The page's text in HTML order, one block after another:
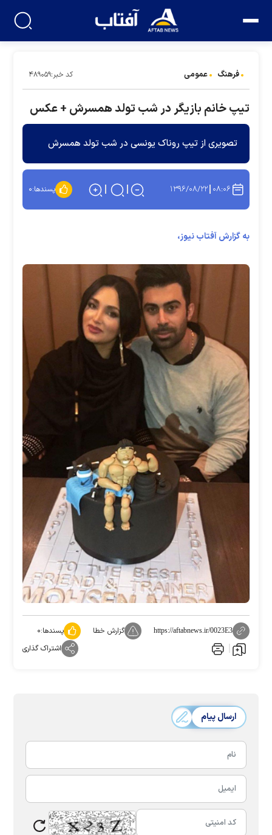
فرهنگ عمومی کد خبر:۴۸۹۰۵۹
تیپ خانم بازیگر در شب تولد همسرش + عکس
تصویری از تیپ روناک یونسی در شب تولد همسرش
۰۸:۰۶ ۱۳۹۶/۰۸/۲۲ پسندها:۰
به گزارش آفتاب نیوز،
https://aftabnews.ir/0023E3 گزارش خطا پسندها:۰
اشتراک گذاری
ارسال پیام